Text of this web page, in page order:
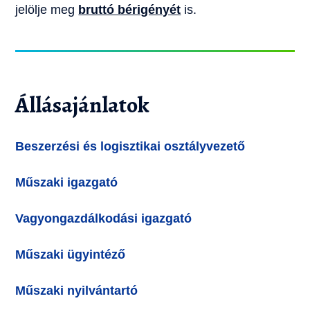
jelölje meg bruttó bérigényét is.
Állásajánlatok
Beszerzési és logisztikai osztályvezető
Műszaki igazgató
Vagyongazdálkodási igazgató
Műszaki ügyintéző
Műszaki nyilvántartó